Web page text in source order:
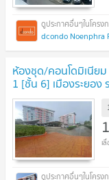
dcondo Noenphra
ห้องชุด/คอนโดมิเนีย
1 [ชั้น 6] เมืองระยอง